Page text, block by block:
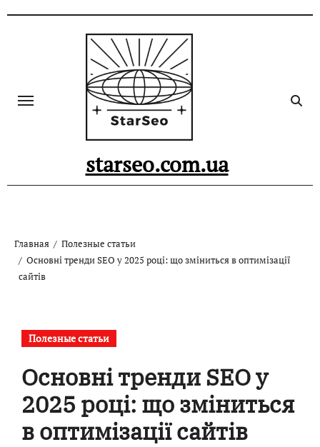
starseo.com.ua
Главная
Полезные статьи
Основні тренди SEO у 2025 році: що зміниться в оптимізації
сайтів
Полезные статьи
Основні тренди SEO у
2025 році: що зміниться
в оптимізації сайтів